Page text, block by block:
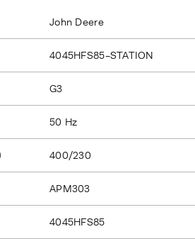
John Deere
4045HFS85-STATION
G3
50 Hz
400/230
APM303
4045HFS85